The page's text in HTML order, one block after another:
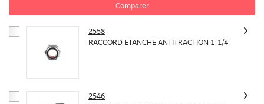
Comparer
2558
RACCORD ETANCHE ANTITRACTION 1-1/4
2546